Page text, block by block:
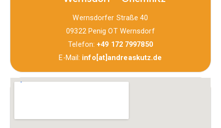
Wernsdorfer Straße 40
09322 Penig OT Wernsdorf
Telefon:+49 172 7997850
E-Mail: info[at]andreaskutz.de